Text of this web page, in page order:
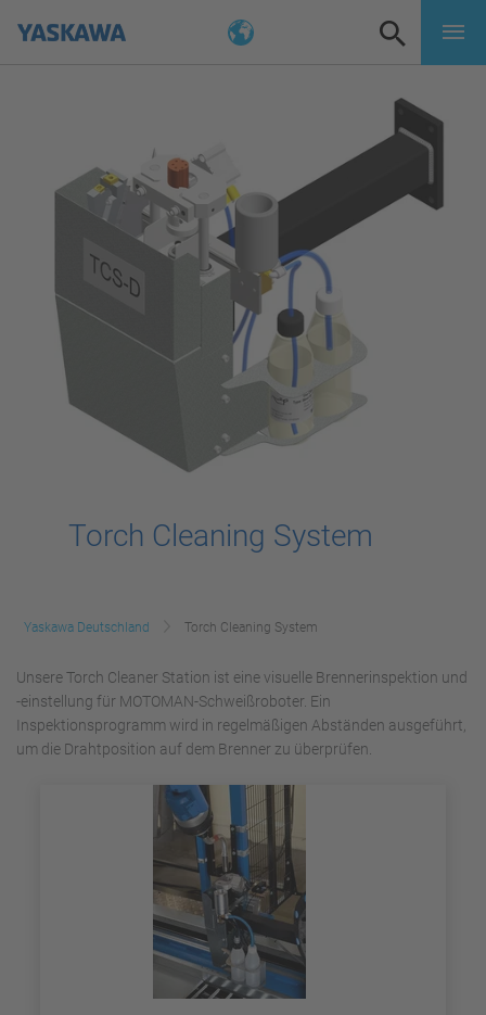
Torch Cleaning System
Yaskawa Deutschland Torch Cleaning System
Unsere Torch Cleaner Station ist eine visuelle Brennerinspektion und
-einstellung für MOTOMAN-Schweißroboter. Ein
Inspektionsprogramm wird in regelmäßigen Abständen ausgeführt,
um die Drahtposition auf dem Brenner zu überprüfen.